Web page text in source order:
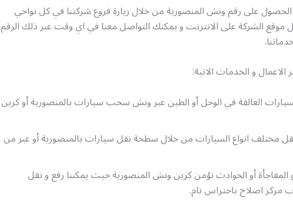
الحصول على رقم ونش المنصورية من خلال زيارة فروع شركتنا في كل نواحي
موقع الشركة على الانترنت و يمكنك التواصل معنا في اي وقت عبر ذلك الرقم
و الخدمات الاتية:
العالقة في الوحل أو الطين عبر ونش سحب سيارات بالمنصورية أو كرين
مختلف انواع السيارات من خلال سطحة نقل سيارات بالمنصورية أو عبر من
المفاجأة أو الحوادث نؤمن كرين ونش المنصورية حيث يمكننا رفع و نقل
مركز اصلاح باحتراس تام.